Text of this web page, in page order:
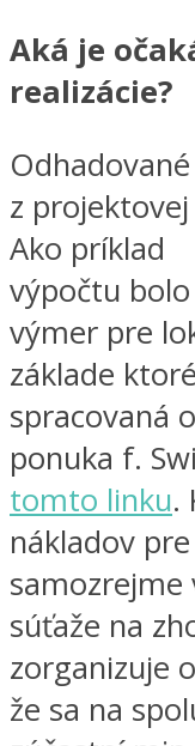
Aká je
realizácie?
z
Ako príklad
výpočtu
výmer pre
základe
spracovaná
ponuka f.
tomto linku.
nákladov
samozrejme
súťaže na
zorganizuje
že sa na